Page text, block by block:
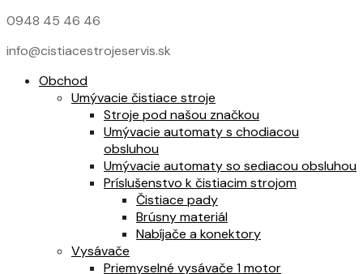
0948 45 46 46
info@cistiacestrojeservis.sk
Obchod
Umývacie čistiace stroje
Stroje pod našou značkou
Umývacie automaty s chodiacou
obsluhou
Umývacie automaty so sediacou obsluhou
Príslušenstvo k čistiacim strojom
Čistiace pady
Brúsny materiál
Nabíjače a konektory
Vysávače
Priemyselné vysávače 1 motor